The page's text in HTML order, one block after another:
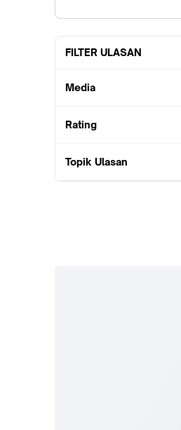
FILTER ULASAN
Media
Rating
Topik Ulasan